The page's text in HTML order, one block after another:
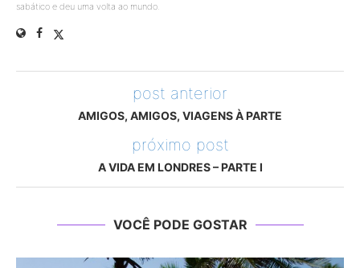
sabático e deu uma volta ao mundo.
post anterior
AMIGOS, AMIGOS, VIAGENS À PARTE
próximo post
A VIDA EM LONDRES – PARTE I
VOCÊ PODE GOSTAR